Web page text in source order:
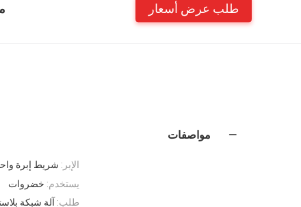
طلب عرض أسعار
مواصفات
الإبر: شريط إبرة
يستخدم: خضروات
طلب: آلة شبكة